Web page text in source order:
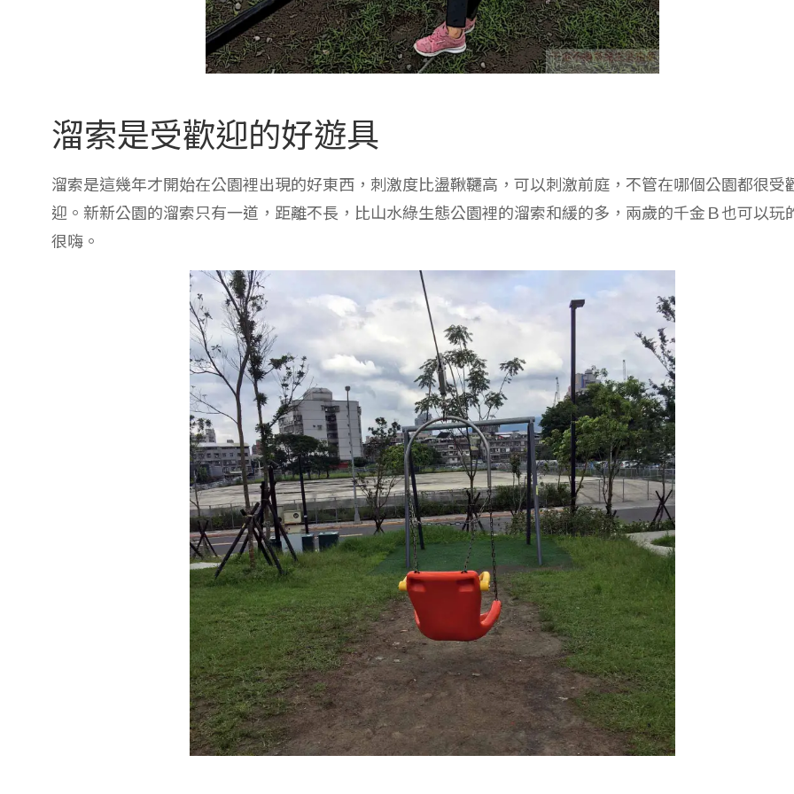
溜索是受歡迎的好遊具
溜索是這幾年才開始在公園裡出現的好東西，刺激度比盪鞦韆高，可以刺激前庭，不管在哪個公園都很受
迎。新新公園的溜索只有一道，距離不長，比山水綠生態公園裡的溜索和緩的多，兩歲的千金Ｂ也可以玩
很嗨。